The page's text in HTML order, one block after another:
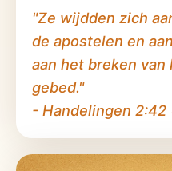
"Ze wijdden zich
de apostelen en
aan het breken
gebed."
- Handelingen 2:42